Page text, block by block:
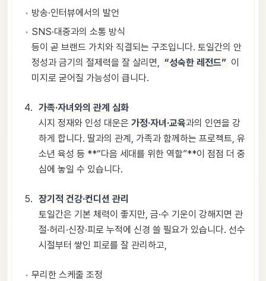
방송·인터뷰에서의 발언
SNS·대중과의 소통 방식
등이 곧 브랜드 가치와 직결되는 구조입니다. 토일간의 안
정성과 금기의 절제력을 잘 살리면, “성숙한 레전드” 이
미지로 굳어질 가능성이 큽니다.
가족·자녀와의 관계 심화
시지 정재와 인성 대운은 가정·자녀·교육과의 인연을 강
하게 합니다. 딸과의 관계, 가족과 함께하는 프로젝트, 유
소년 육성 등 **“다음 세대를 위한 역할”**이 점점 더 중
심에 놓일 수 있습니다.
장기적 건강·컨디션 관리
토일간은 기본 체력이 좋지만, 금·수 기운이 강해지면 관
절·허리·신장·피로 누적에 신경 쓸 필요가 있습니다. 선수
시절부터 쌓인 피로를 잘 관리하고,
무리한 스케줄 조정